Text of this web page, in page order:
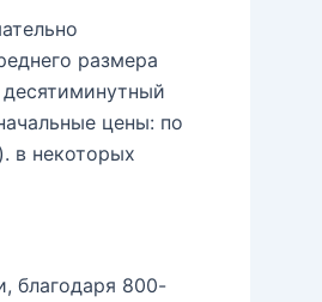
размера
цены: по
в некоторых
благодаря 800-